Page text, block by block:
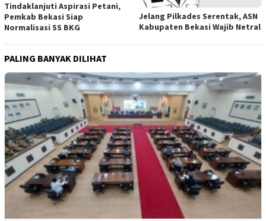
Tindaklanjuti Aspirasi Petani,
Pemkab Bekasi Siap
Normalisasi SS BKG
Jelang Pilkades Serentak, ASN
Kabupaten Bekasi Wajib Netral
PALING BANYAK DILIHAT